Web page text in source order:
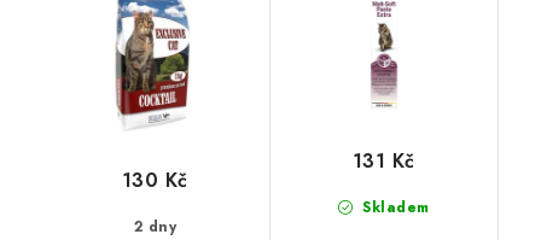
2 dny
130 Kč
Skladem
131 Kč